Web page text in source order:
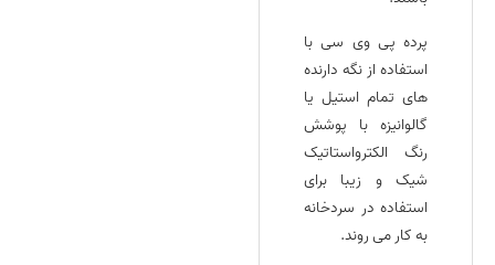
پرده پی وی سی با
استفاده از نگه دارنده‌
های تمام استیل یا
گالوانیزه با پوشش
رنگ الکترواستاتیک
شیک و زیبا برای
استفاده در سردخانه
به کار می روند.